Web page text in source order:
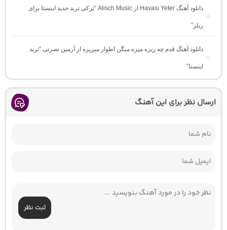
دانلود آهنگ Havası Yeter از Alisch Music “ترکی ترند جدید اینستا برای
ریلز”
دانلود آهنگ ﻗﺪم ﭼﻪ رﻳﺰه ﻣﻴﺰه ﻣﻴﮕﻦ اﻃﻮار ﻣﻴﺮﻳﺰه از آرمین نصرتی “ترند
اینستا”
ارسال نظر برای این آهنگ
ثبت نظر